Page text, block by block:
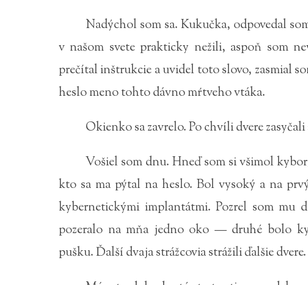
Nadýchol som sa. Kukučka, odpovedal
v našom svete prakticky nežili, aspoň som
prečítal inštrukcie a uvidel toto slovo, zasmial
heslo meno tohto dávno mŕtveho vtáka.
Okienko sa zavrelo. Po chvíli dvere
Vošiel som dnu. Hneď som si všimol
kto sa ma pýtal na heslo. Bol vysoký a na
kybernetickými implantátmi. Pozrel som
pozeralo na mňa jedno oko — druhé bolo
pušku. Ďalší dvaja strážcovia strážili ďalšie dvere.